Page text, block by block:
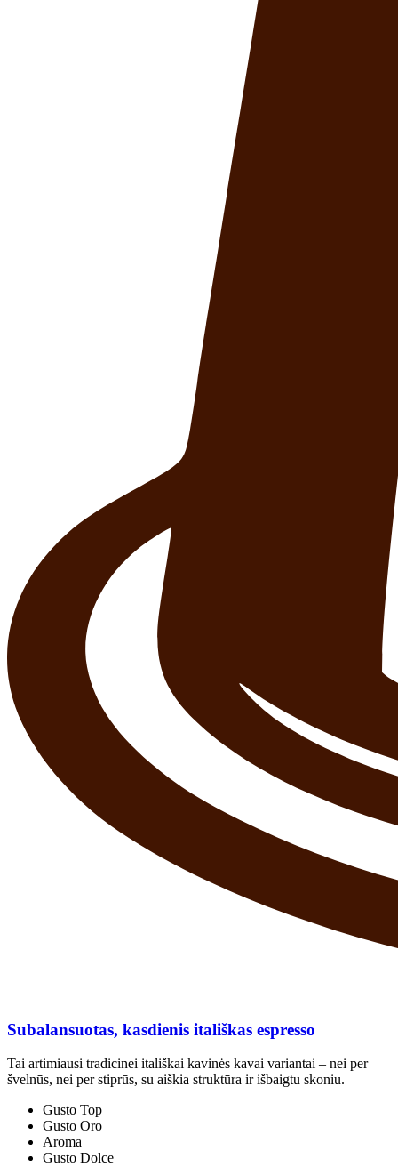
Subalansuotas, kasdienis itališkas espresso
Tai artimiausi tradicinei itališkai kavinės kavai variantai – nei per
švelnūs, nei per stiprūs, su aiškia struktūra ir išbaigtu skoniu.
Gusto Top
Gusto Oro
Aroma
Gusto Dolce